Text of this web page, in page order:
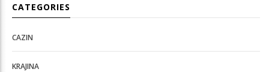
CATEGORIES
CAZIN
KRAJINA